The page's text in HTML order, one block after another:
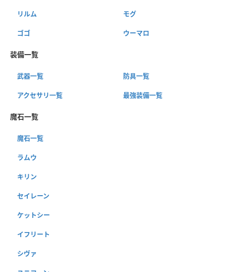
リルム モグ
ゴゴ ウーマロ
装備一覧
武器一覧 防具一覧
アクセサリ一覧 最強装備一覧
魔石一覧
魔石一覧
ラムウ
キリン
セイレーン
ケットシー
イフリート
シヴァ